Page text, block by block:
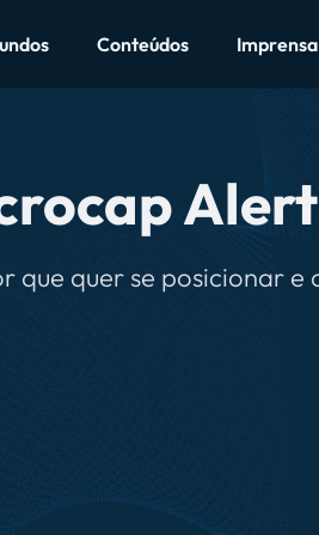
Conteúdos Imprensa
Alert
que quer se posicionar